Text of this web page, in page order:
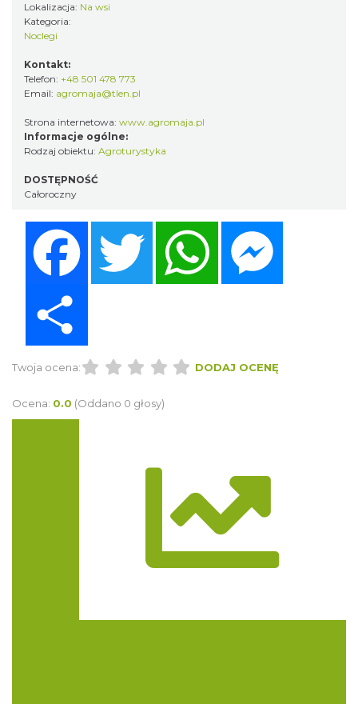
Lokalizacja: Na wsi
Kategoria:
Noclegi
Kontakt:
Telefon: +48 501 478 773
Email: agromaja@tlen.pl
Strona internetowa: www.agromaja.pl
Informacje ogólne:
Rodzaj obiektu: Agroturystyka
DOSTĘPNOŚĆ
Całoroczny
Twitter WhatsApp
Twoja ocena: DODAJ OCENĘ
Ocena: 0.0 (Oddano 0 głosy)
Trasa